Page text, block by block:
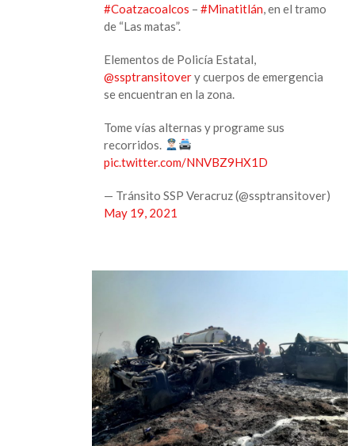
#Coatzacoalcos –#Minatitlán, en el tramo
de “Las matas”.
Elementos de Policía Estatal,
@ssptransitovery cuerpos de emergencia
se encuentran en la zona.
Tome vías alternas y programe sus
recorridos.
pic.twitter.com/NNVBZ9HX1D
— Tránsito SSP Veracruz (@ssptransitover)
May 19, 2021